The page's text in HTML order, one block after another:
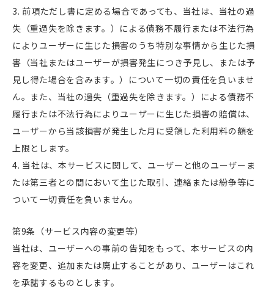
前項ただし書に定める場合であっても、当社は、当社の過
失（重過失を除きます。）による債務不履行または不法行為
によりユーザーに生じた損害のうち特別な事情から生じた損
害（当社またはユーザーが損害発生につき予見し、または予
見し得た場合を含みます。）について一切の責任を負いませ
ん。また、当社の過失（重過失を除きます。）による債務不
履行または不法行為によりユーザーに生じた損害の賠償は、
ユーザーから当該損害が発生した月に受領した利用料の額を
上限とします。
当社は、本サービスに関して、ユーザーと他のユーザーま
たは第三者との間において生じた取引、連絡または紛争等に
ついて一切責任を負いません。
第9条（サービス内容の変更等）
当社は、ユーザーへの事前の告知をもって、本サービスの内
容を変更、追加または廃止することがあり、ユーザーはこれ
を承諾するものとします。